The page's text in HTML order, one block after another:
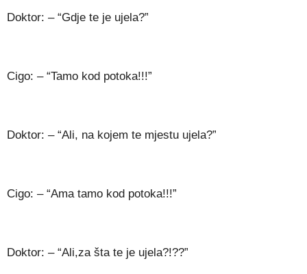
Doktor: – “Gdje te je ujela?”
Cigo: – “Tamo kod potoka!!!”
Doktor: – “Ali, na kojem te mjestu ujela?”
Cigo: – “Ama tamo kod potoka!!!”
Doktor: – “Ali,za šta te je ujela?!??”